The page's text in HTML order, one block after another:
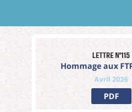
Lettre n°115
Hommage aux
Avril 2026
PDF